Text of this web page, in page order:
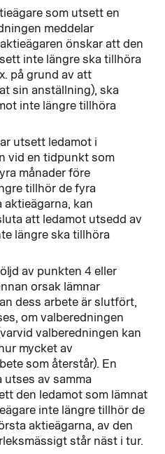
som utsett en
meddelar
önskar att den
inte längre ska tillhöra
på grund av att
sin anställning), ska
inte längre tillhöra
utsett ledamot i
vid en tidpunkt som
månader före
tillhör de fyra
kan
att ledamot utsedd av
längre ska tillhöra
av punkten 4 eller
orsak lämnar
dess arbete är slutfört,
om valberedningen
valberedningen kan
mycket av
som återstår). En
utses av samma
den ledamot som lämnat
inte längre tillhör de
aktieägarna, av den
står näst i tur.